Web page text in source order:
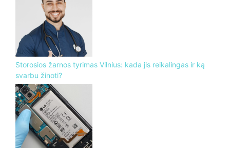
Storosios žarnos tyrimas Vilnius: kada jis reikalingas ir ką
svarbu žinoti?